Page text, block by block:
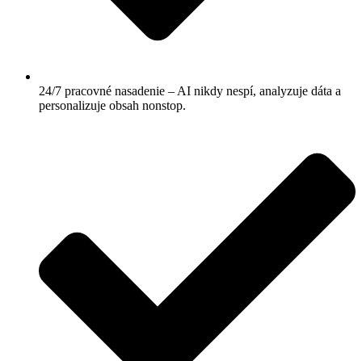
24/7 pracovné nasadenie – AI nikdy nespí, analyzuje dáta a
personalizuje obsah nonstop.